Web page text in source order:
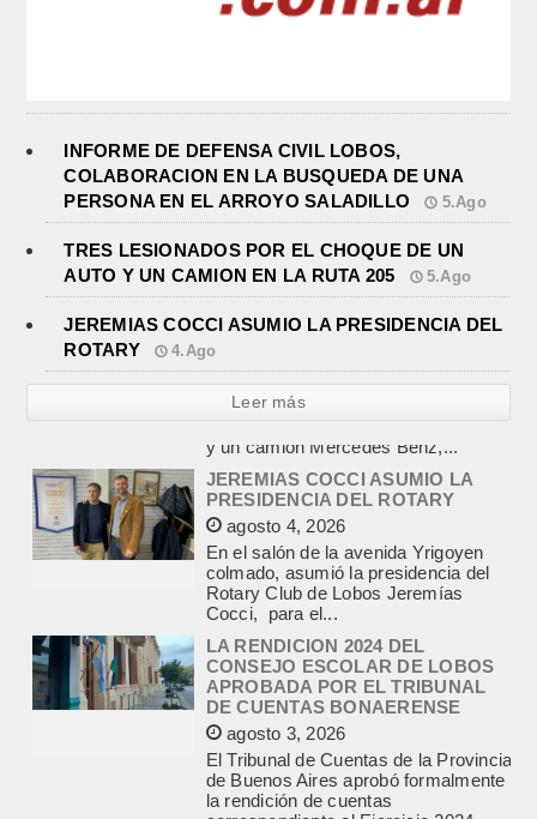
INFORME DE DEFENSA CIVIL LOBOS,
COLABORACION EN LA BUSQUEDA DE UNA
PERSONA EN EL ARROYO SALADILLO
5.Ago
TRES LESIONADOS POR EL CHOQUE DE UN
AUTO Y UN CAMION EN LA RUTA 205
5.Ago
JEREMIAS COCCI ASUMIO LA PRESIDENCIA DEL
ROTARY
4.Ago
Leer más
JEREMIAS COCCI ASUMIO LA
PRESIDENCIA DEL ROTARY
agosto 4, 2026
En el salón de la avenida Yrigoyen
colmado, asumió la presidencia del
Rotary Club de Lobos Jeremías
Cocci, para el...
LA RENDICION 2024 DEL
CONSEJO ESCOLAR DE LOBOS
APROBADA POR EL TRIBUNAL
DE CUENTAS BONAERENSE
agosto 3, 2026
El Tribunal de Cuentas de la Provincia
de Buenos Aires aprobó formalmente
la rendición de cuentas
correspondiente al Ejercicio 2024,...